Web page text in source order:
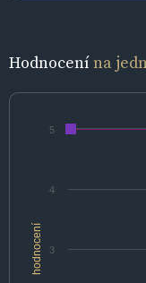
Hodnocenína
hodnocení 3
4
5